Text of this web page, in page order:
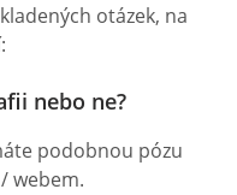
otázek, na
nebo ne?
podobnou pózu
webem.